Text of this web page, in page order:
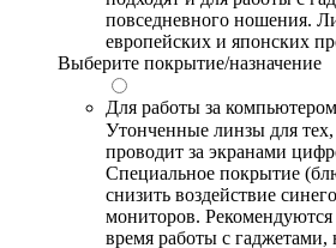
повседневного ношения.
европейских и японских
Выберите покрытие/назначение
Для работы за
Утонченные линзы для
проводит за экранами
Специальное покрытие
снизить воздействие
мониторов. Рекомендуются
время работы с гаджетами,